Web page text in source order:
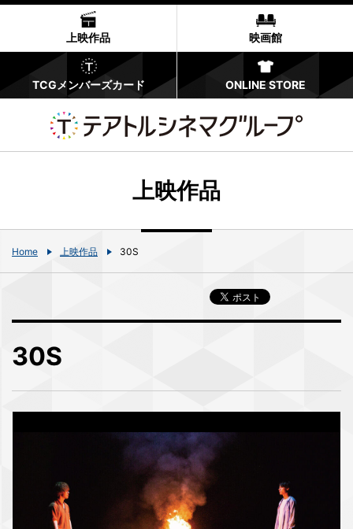
上映作品 映画館
TCGメンバーズカード ONLINE STORE
上映作品
Home 上映作品 30S
30S